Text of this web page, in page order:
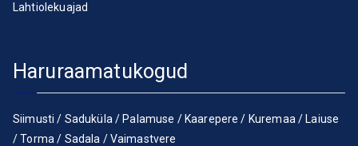
Lahtiolekuajad
Haruraamatukogud
Siimusti / Saduküla / Palamuse / Kaarepere / Kuremaa / Laiuse
/Torma / Sadala /Vaimastvere